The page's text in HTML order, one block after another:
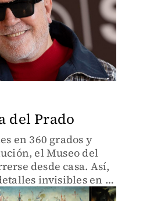
del Prado
en 360 grados y
el Museo del
desde casa. Así,
invisibles en la